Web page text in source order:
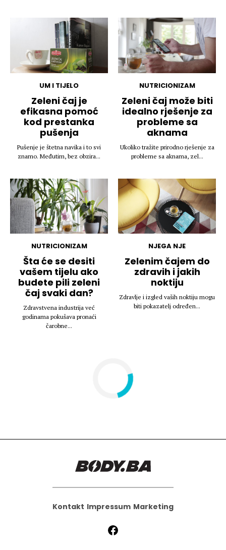
UM I TIJELO
Zeleni čaj je
efikasna pomoć
kod prestanka
pušenja
Pušenje je štetna navika i to svi
znamo. Međutim, bez obzira...
NUTRICIONIZAM
Zeleni čaj može biti
idealno rješenje za
probleme sa
aknama
Ukoliko tražite prirodno rješenje za
probleme sa aknama, zel...
NUTRICIONIZAM
Šta će se desiti
vašem tijelu ako
budete pili zeleni
čaj svaki dan?
Zdravstvena industrija već
godinama pokušava pronaći
čarobne...
NJEGA NJE
Zelenim čajem do
zdravih i jakih
noktiju
Zdravlje i izgled vaših noktiju mogu
biti pokazatelj određen...
Kontakt Impressum Marketing